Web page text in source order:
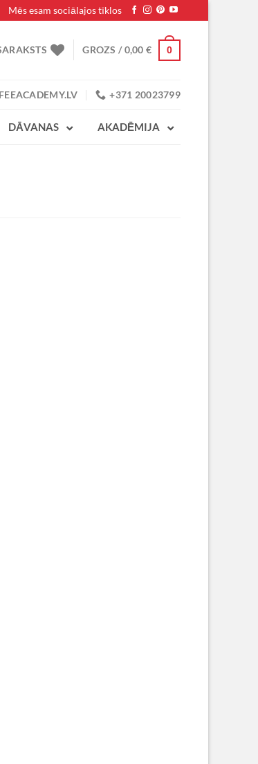
Mēs esam sociālajos tīklos
GROZS /0,00€ 0
+371 20023799
DĀVANAS AKADĒMIJA